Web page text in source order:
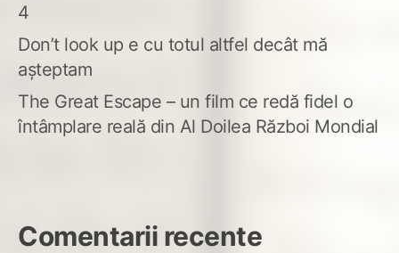
4
Don’t look up e cu totul altfel decât mă
așteptam
The Great Escape – un film ce redă fidel o
întâmplare reală din Al Doilea Război Mondial
Comentarii recente